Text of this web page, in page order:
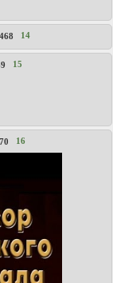
14
15
16